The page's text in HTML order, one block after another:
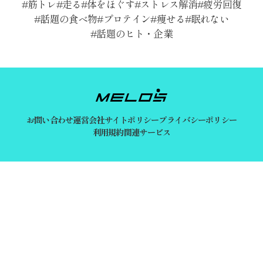
筋トレ 走る 体をほぐす ストレス解消 疲労回復
話題の食べ物 プロテイン 痩せる 眠れない
話題のヒト・企業
お問い合わせ運営会社サイトポリシープライバシーポリシー
利用規約関連サービス